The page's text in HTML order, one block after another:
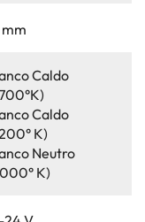
mm
Caldo
Caldo
K)
Neutro
K)